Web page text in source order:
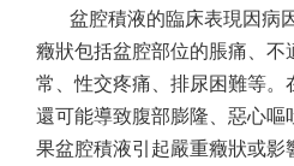
盆腔積液的臨床表現因病
癥狀包括盆腔部位的脹痛、
常、性交疼痛、排尿困難等
還可能導致腹部膨隆、惡心
果盆腔積液引起嚴重癥狀或